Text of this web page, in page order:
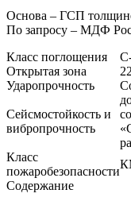
Основа – ГСП
По запросу – МДФ
Класс поглощения
Открытая зона
Ударопрочность
Сейсмостойкость и
вибропрочность
Класс
пожаробезопасности
Содержание